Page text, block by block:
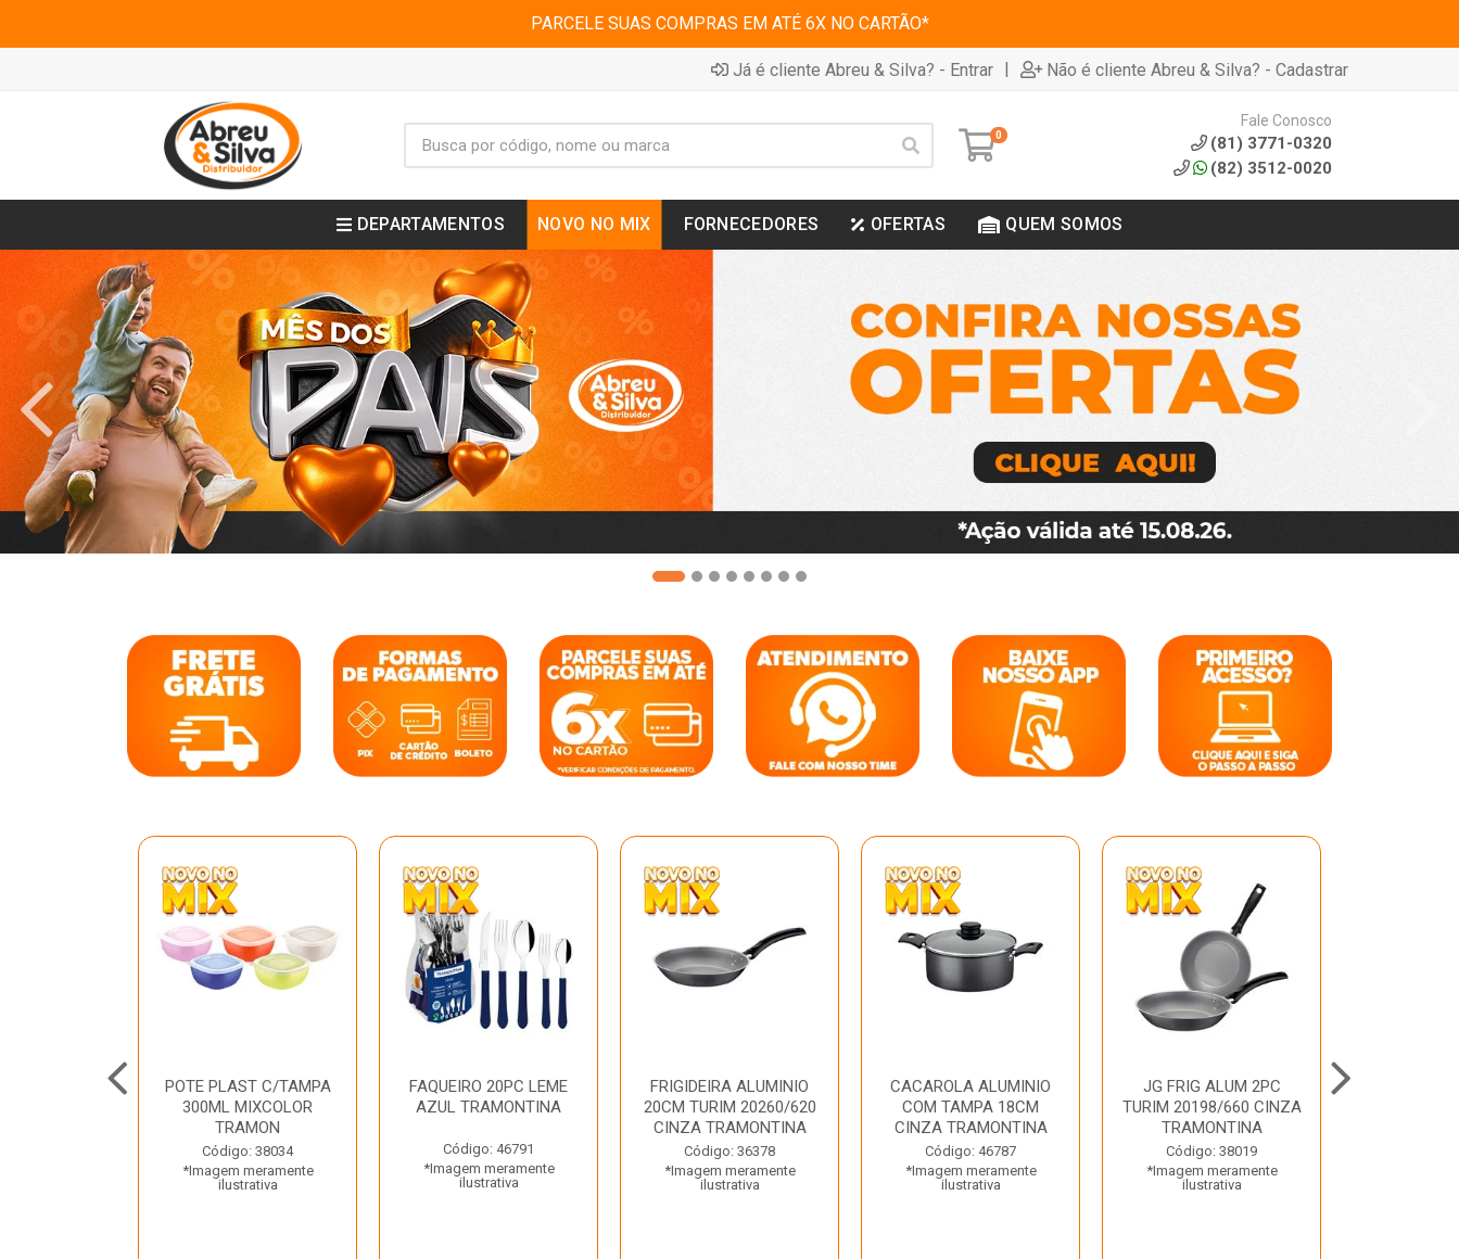
PARCELE SUAS COMPRAS EM ATÉ 6X NO CARTÃO*
Já é cliente Abreu & Silva? - Entrar | Não é cliente Abreu & Silva? - Cadastrar
0
Fale Conosco
(81) 3771-0320
(82) 3512-0020
DEPARTAMENTOS NOVO NO MIX FORNECEDORES OFERTAS QUEM SOMOS
POTE PLAST C/TAMPA
300ML MIXCOLOR
TRAMON
Código: 38034
*Imagem meramente
ilustrativa
FAQUEIRO 20PC LEME
AZUL TRAMONTINA
Código: 46791
*Imagem meramente
ilustrativa
FRIGIDEIRA ALUMINIO
20CM TURIM 20260/620
CINZA TRAMONTINA
Código: 36378
*Imagem meramente
ilustrativa
CACAROLA ALUMINIO
COM TAMPA 18CM
CINZA TRAMONTINA
Código: 46787
*Imagem meramente
ilustrativa
JG FRIG ALUM 2PC
TURIM 20198/660 CINZA
TRAMONTINA
Código: 38019
*Imagem meramente
ilustrativa